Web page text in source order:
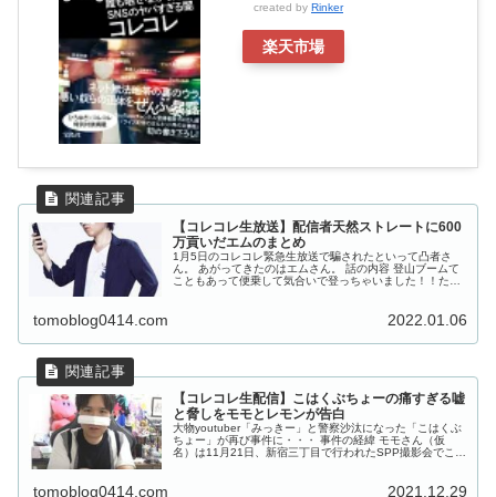
created by Rinker
楽天市場
【コレコレ生放送】配信者天然ストレートに600
万貢いだエムのまとめ
1月5日のコレコレ緊急生放送で騙されたといって凸者さ
ん。 あがってきたのはエムさん。 話の内容 登山ブームて
こともあって便乗して気合いで登っちゃいました！！たく
tomoblog0414.com 2022.01.06
【コレコレ生配信】こはくぶちょーの痛すぎる嘘
と脅しをモモとレモンが告白
大物youtuber「みっきー」と警察沙汰になった「こはくぶ
ちょー」が再び事件に・・・ 事件の経緯 モモさん（仮
名）は11月21日、新宿三丁目で行われたSPP撮影会でこは
tomoblog0414.com 2021.12.29